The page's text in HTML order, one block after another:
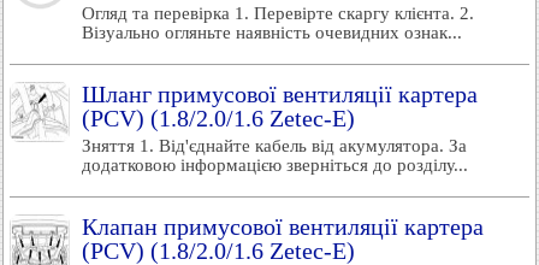
Огляд та перевірка 1. Перевірте скаргу клієнта. 2.
Візуально огляньте наявність очевидних ознак...
Шланг примусової вентиляції картера
(PCV) (1.8/2.0/1.6 Zetec-E)
Зняття 1. Від'єднайте кабель від акумулятора. За
додатковою інформацією зверніться до розділу...
Клапан примусової вентиляції картера
(PCV) (1.8/2.0/1.6 Zetec-E)